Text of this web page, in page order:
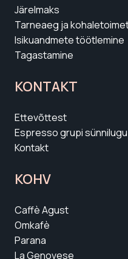
Järelmaks
Tarneaeg ja
Isikuandmete töötlemine
Tagastamine
KONTAKT
Ettevõttest
Espresso grupi sünnilugu
Kontakt
KOHV
Caffè Agust
Omkafè
Parana
La Genovese